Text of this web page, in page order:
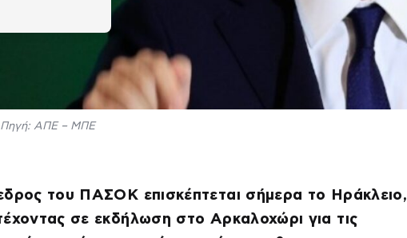
Πηγή: AΠΕ – ΜΠΕ
του ΠΑΣΟΚ επισκέπτεται σήμερα το Ηράκλειο,
σε εκδήλωση στο Αρκαλοχώρι για τις